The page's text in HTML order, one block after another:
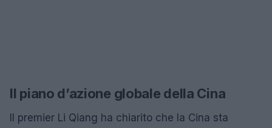
Il piano d’azione globale della Cina
Il premier Li Qiang ha chiarito che la Cina sta